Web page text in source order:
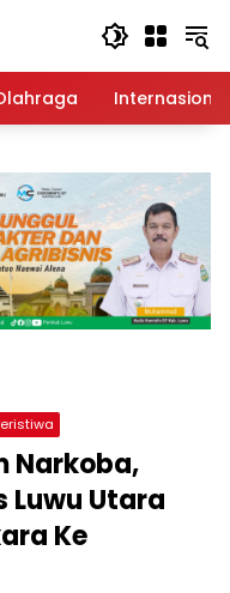
Internasional
Narkoba,
Luwu Utara
Ke